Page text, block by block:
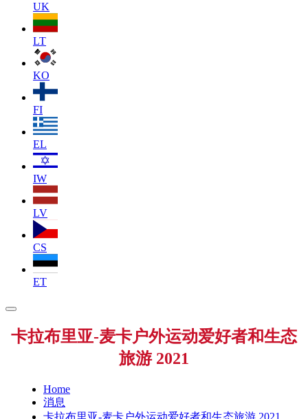
UK
LT
KO
FI
EL
IW
LV
CS
ET
卡拉布里亚-麦卡户外运动爱好者和生态
旅游 2021
Home
消息
卡拉布里亚-麦卡户外运动爱好者和生态旅游 2021